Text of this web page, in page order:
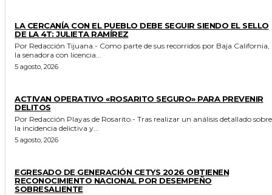
LA CERCANÍA CON EL PUEBLO DEBE SEGUIR SIENDO EL SELLO
DE LA 4T: JULIETA RAMÍREZ
Por Redacción Tijuana.- Como parte de sus recorridos por Baja California,
la senadora con licencia...
5 agosto, 2026
ACTIVAN OPERATIVO «ROSARITO SEGURO» PARA PREVENIR
DELITOS
Por Redacción Playas de Rosarito.- Tras realizar un análisis detallado sobre
la incidencia delictiva y...
5 agosto, 2026
EGRESADO DE GENERACIÓN CETYS 2026 OBTIENEN
RECONOCIMIENTO NACIONAL POR DESEMPEÑO
SOBRESALIENTE